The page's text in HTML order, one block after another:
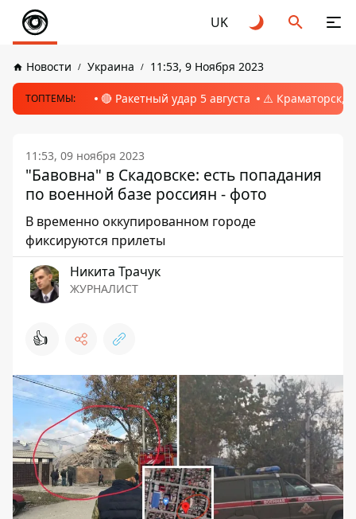
UK
Новости Украина 11:53, 9 Ноября 2023
ТОПТЕМЫ: 🔴 Ракетный удар 5 августа ⚠️ Краматорск,
11:53, 09 ноября 2023
"Бавовна" в Скадовске: есть попадания
по военной базе россиян - фото
В временно оккупированном городе
фиксируются прилеты
Никита Трачук
ЖУРНАЛИСТ
👍